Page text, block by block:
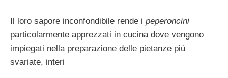
Il loro sapore inconfondibile rende i peperoncini
particolarmente apprezzati in cucina dove vengono
impiegati nella preparazione delle pietanze più
svariate, interi